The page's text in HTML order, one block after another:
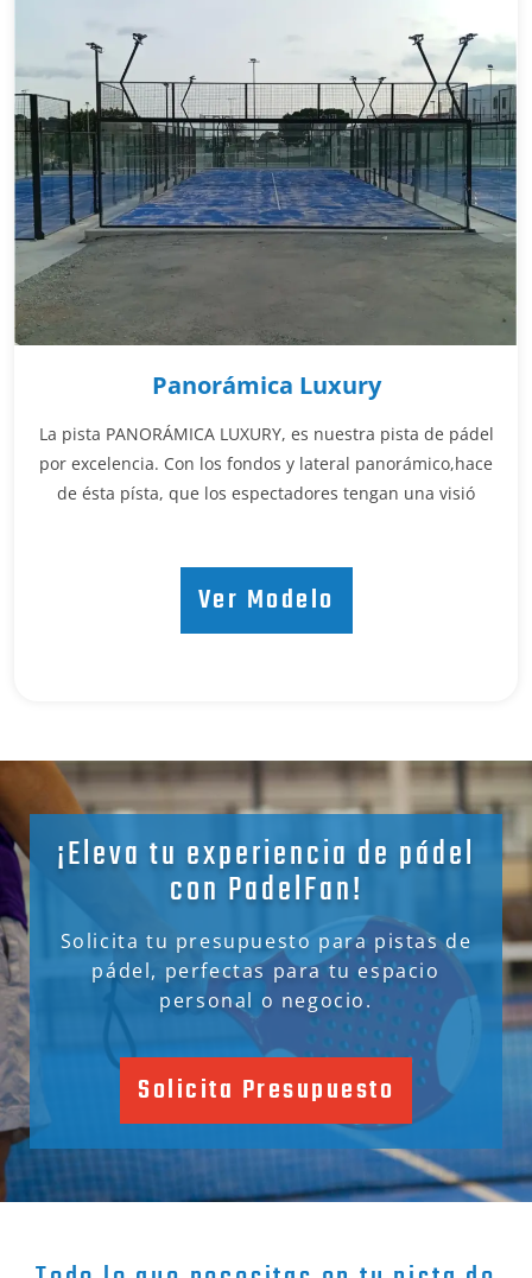
Panorámica Luxury
La pista PANORÁMICA LUXURY, es nuestra pista de pádel
por excelencia. Con los fondos y lateral panorámico,hace
de ésta písta, que los espectadores tengan una visió
Ver Modelo
¡Eleva tu experiencia de pádel
con PadelFan!
Solicita tu presupuesto para pistas de
pádel, perfectas para tu espacio
personal o negocio.
Solicita Presupuesto